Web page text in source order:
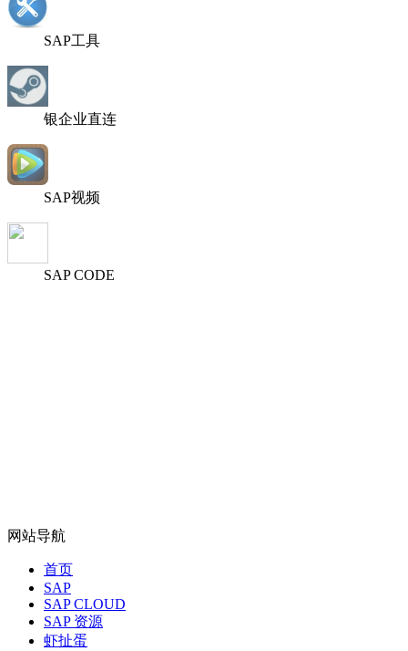
SAP工具
银企业直连
SAP视频
SAP CODE
网站导航
首页
SAP
SAP CLOUD
SAP 资源
虾扯蛋